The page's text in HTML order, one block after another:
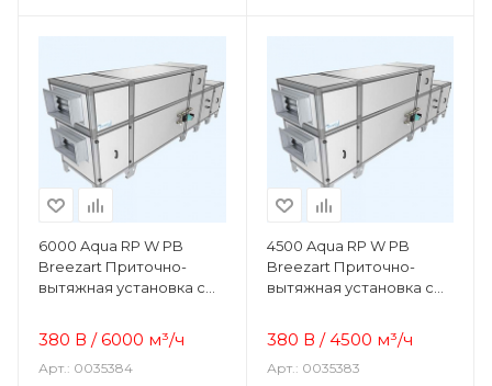
6000 Aqua RP W PB
Breezart Приточно-
вытяжная установка с
водяным охладителем
380 В / 6000 м³/ч
Арт.: 0035384
4500 Aqua RP W PB
Breezart Приточно-
вытяжная установка с
водяным охладителем
380 В / 4500 м³/ч
Арт.: 0035383